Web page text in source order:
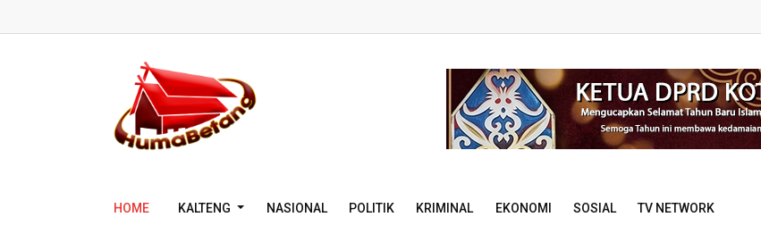
HOME KALTENG NASIONAL POLITIK KRIMINAL EKONOMI SOSIAL TV NETWORK